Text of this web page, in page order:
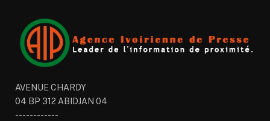
AVENUE CHARDY
04 BP 312 ABIDJAN 04
------------